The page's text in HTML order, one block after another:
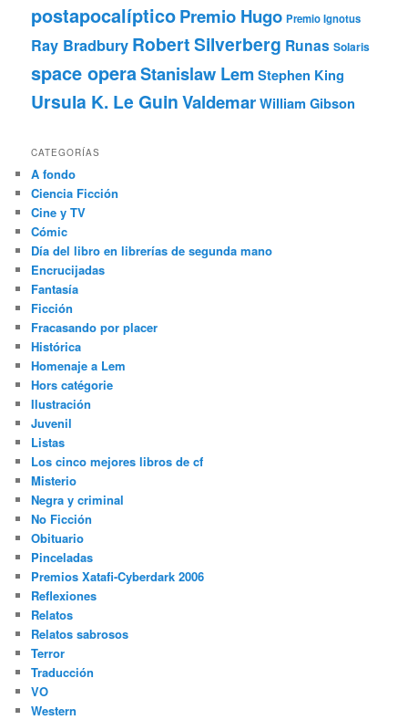
postapocalípticoPremio Hugo Premio Ignotus
Ray Bradbury Robert Silverberg Runas Solaris
space operaStanislaw Lem Stephen King
Ursula K. Le GuinValdemarWilliam Gibson
CATEGORÍAS
A fondo
Ciencia Ficción
Cine y TV
Cómic
Día del libro en librerías de segunda mano
Encrucijadas
Fantasía
Ficción
Fracasando por placer
Histórica
Homenaje a Lem
Hors catégorie
Ilustración
Juvenil
Listas
Los cinco mejores libros de cf
Misterio
Negra y criminal
No Ficción
Obituario
Pinceladas
Premios Xatafi-Cyberdark 2006
Reflexiones
Relatos
Relatos sabrosos
Terror
Traducción
VO
Western